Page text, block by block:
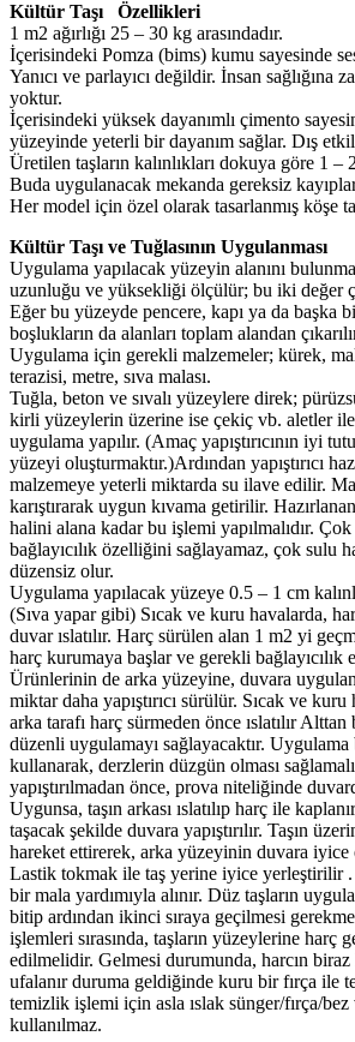
Kültür Taşı Özellikleri
1 m2 ağırlığı 25 – 30 kg arasındadır.
İçerisindeki Pomza (bims) kumu sayesinde ses
Yanıcı ve parlayıcı değildir. İnsan sağlığına
yoktur.
İçerisindeki yüksek dayanımlı çimento
yüzeyinde yeterli bir dayanım sağlar. Dış
Üretilen taşların kalınlıkları dokuya göre 1 –
Buda uygulanacak mekanda gereksiz
Her model için özel olarak tasarlanmış köşe
Kültür Taşı ve Tuğlasının Uygulanması
Uygulama yapılacak yüzeyin alanını
uzunluğu ve yüksekliği ölçülür; bu iki değer
Eğer bu yüzeyde pencere, kapı ya da başka
boşlukların da alanları toplam alandan
Uygulama için gerekli malzemeler; kürek,
terazisi, metre, sıva malası.
Tuğla, beton ve sıvalı yüzeylere direk;
kirli yüzeylerin üzerine ise çekiç vb. aletler
uygulama yapılır. (Amaç yapıştırıcının iyi
yüzeyi oluşturmaktır.)Ardından yapıştırıcı
malzemeye yeterli miktarda su ilave edilir.
karıştırarak uygun kıvama getirilir.
halini alana kadar bu işlemi yapılmalıdır.
bağlayıcılık özelliğini sağlayamaz, çok sulu
düzensiz olur.
Uygulama yapılacak yüzeye 0.5 – 1 cm
(Sıva yapar gibi) Sıcak ve kuru havalarda,
duvar ıslatılır. Harç sürülen alan 1 m2 yi
harç kurumaya başlar ve gerekli bağlayıcılık
Ürünlerinin de arka yüzeyine, duvara
miktar daha yapıştırıcı sürülür. Sıcak ve
arka tarafı harç sürmeden önce ıslatılır Alttan
düzenli uygulamayı sağlayacaktır.
kullanarak, derzlerin düzgün olması
yapıştırılmadan önce, prova niteliğinde
Uygunsa, taşın arkası ıslatılıp harç ile
taşacak şekilde duvara yapıştırılır. Taşın
hareket ettirerek, arka yüzeyinin duvara iyice
Lastik tokmak ile taş yerine iyice yerleştirilir .
bir mala yardımıyla alınır. Düz taşların
bitip ardından ikinci sıraya geçilmesi
işlemleri sırasında, taşların yüzeylerine harç
edilmelidir. Gelmesi durumunda, harcın biraz
ufalanır duruma geldiğinde kuru bir fırça ile
temizlik işlemi için asla ıslak sünger/fırça/bez
kullanılmaz.